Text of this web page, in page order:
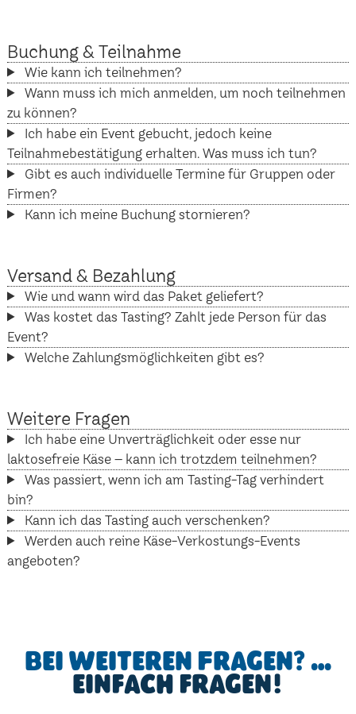
Buchung & Teilnahme
Wie kann ich teilnehmen?
Wann muss ich mich anmelden, um noch teilnehmen
zu können?
Ich habe ein Event gebucht, jedoch keine
Teilnahmebestätigung erhalten. Was muss ich tun?
Gibt es auch individuelle Termine für Gruppen oder
Firmen?
Kann ich meine Buchung stornieren?
Versand & Bezahlung
Wie und wann wird das Paket geliefert?
Was kostet das Tasting? Zahlt jede Person für das
Event?
Welche Zahlungsmöglichkeiten gibt es?
Weitere Fragen
Ich habe eine Unverträglichkeit oder esse nur
laktosefreie Käse – kann ich trotzdem teilnehmen?
Was passiert, wenn ich am Tasting-Tag verhindert
bin?
Kann ich das Tasting auch verschenken?
Werden auch reine Käse-Verkostungs-Events
angeboten?
Bei weiteren Fragen? …
einfach fragen!